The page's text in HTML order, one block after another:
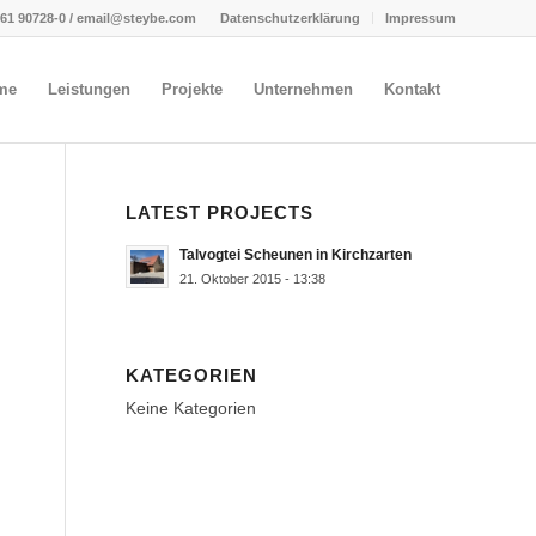
Datenschutzerklärung Impressum
90728-0 / email@steybe.com
Leistungen Projekte Unternehmen Kontakt
LATEST PROJECTS
Talvogtei Scheunen in Kirchzarten
21. Oktober 2015 - 13:38
KATEGORIEN
Keine Kategorien